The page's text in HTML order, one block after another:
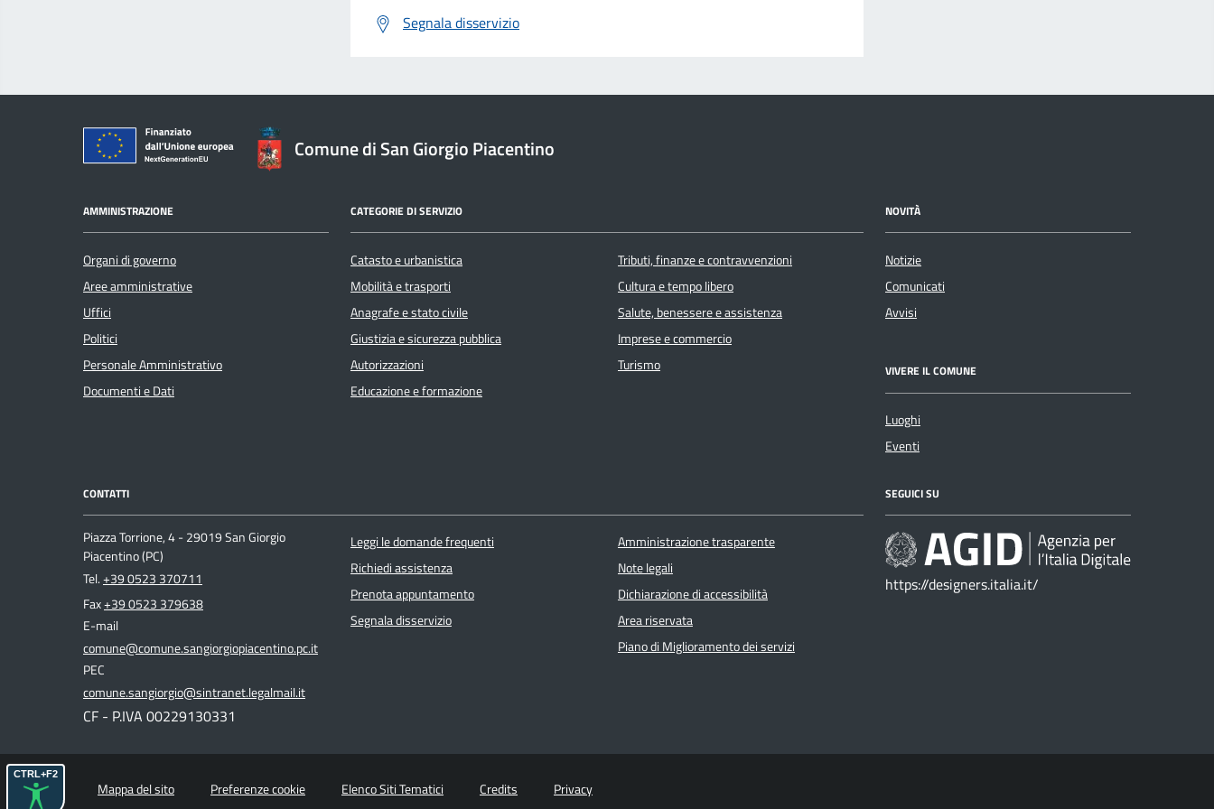
CTRL+F2
Segnala disservizio
Comune di San Giorgio Piacentino
AMMINISTRAZIONE
Organi di governo
Aree amministrative
Uffici
Politici
Personale Amministrativo
Documenti e Dati
CATEGORIE DI SERVIZIO
Catasto e urbanistica
Mobilità e trasporti
Anagrafe e stato civile
Giustizia e sicurezza pubblica
Autorizzazioni
Educazione e formazione
Tributi, finanze e contravvenzioni
Cultura e tempo libero
Salute, benessere e assistenza
Imprese e commercio
Turismo
NOVITÀ
Notizie
Comunicati
Avvisi
VIVERE IL COMUNE
Luoghi
Eventi
CONTATTI
Piazza Torrione, 4 - 29019 San Giorgio
Piacentino (PC)
Tel.+39 0523 370711
Fax+39 0523 379638
E-mail
comune@comune.sangiorgiopiacentino.pc.it
PEC
comune.sangiorgio@sintranet.legalmail.it
CF - P.IVA 00229130331
Leggi le domande frequenti
Richiedi assistenza
Prenota appuntamento
Segnala disservizio
Amministrazione trasparente
Note legali
Dichiarazione di accessibilità
Area riservata
Piano di Miglioramento dei servizi
SEGUICI SU
https://designers.italia.it/
Mappa del sito Preferenze cookie Elenco Siti Tematici Credits Privacy